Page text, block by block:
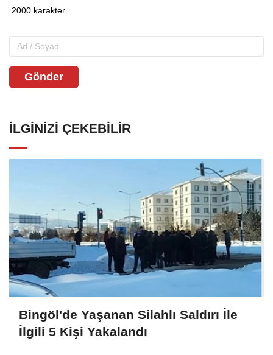
Gönder
İLGINIZI ÇEKEBILIR
Bingöl'de Yaşanan Silahlı Saldırı İle
İlgili 5 Kişi Yakalandı